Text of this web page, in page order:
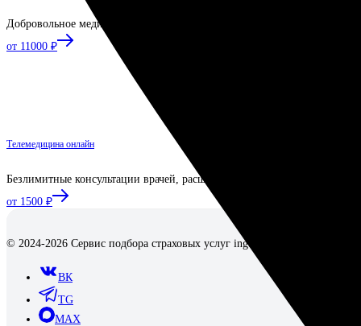
Добровольное медицинское страхование для себя и близких
от 11000 ₽
Телемедицина онлайн
Безлимитные консультации врачей, расшифровка анализов и
от 1500 ₽
© 2024-2026 Сервис подбора страховых услуг inguro.ru, официальный
ВК
TG
MAX